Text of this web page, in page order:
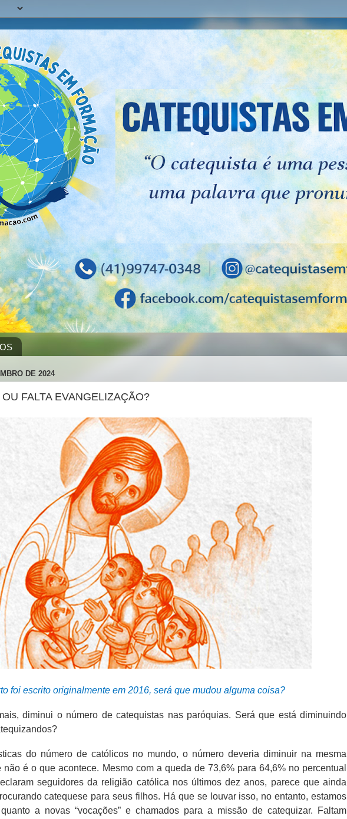
DE 2024
FALTA EVANGELIZAÇÃO?
foi escrito originalmente em 2016, será que mudou alguma coisa?
diminui o número de catequistas nas paróquias. Será que está diminuindo
do número de católicos no mundo, o número deveria diminuir na mesma
é o que acontece. Mesmo com a queda de 73,6% para 64,6% no percentual
seguidores da religião católica nos últimos dez anos, parece que ainda
catequese para seus filhos. Há que se louvar isso, no entanto, estamos
a novas “vocações” e chamados para a missão de catequizar. Faltam